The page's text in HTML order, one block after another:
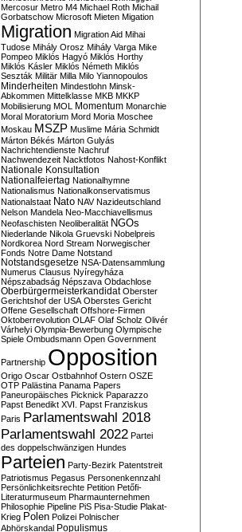
Mercosur Metro M4 Michael Roth Michail
Gorbatschow Microsoft Mieten Migation
Migration Migration Aid Mihai
Tudose Mihály Orosz Mihály Varga Mike
Pompeo Miklós Hagyó Miklós Horthy
Miklós Kásler Miklós Németh Miklós
Seszták Militär Milla Milo Yiannopoulos
Minderheiten Mindestlohn Minsk-
Abkommen Mittelklasse MKB MKKP
Mobilisierung MOL Momentum Monarchie
Moral Moratorium Mord Moria Moschee
Moskau MSZP Muslime Mária Schmidt
Márton Békés Márton Gulyás
Nachrichtendienste Nachruf
Nachwendezeit Nacktfotos Nahost-Konflikt
Nationale Konsultation
Nationalfeiertag Nationalhymne
Nationalismus Nationalkonservatismus
Nationalstaat Nato NAV Nazideutschland
Nelson Mandela Neo-Macchiavellismus
Neofaschisten Neoliberalität NGOs
Niederlande Nikola Gruevski Nobelpreis
Nordkorea Nord Stream Norwegischer
Fonds Notre Dame Notstand
Notstandsgesetze NSA-Datensammlung
Numerus Clausus Nyíregyháza
Népszabadság Népszava Obdachlose
Oberbürgermeisterkandidat Oberster
Gerichtshof der USA Oberstes Gericht
Offene Gesellschaft Offshore-Firmen
Oktoberrevolution OLAF Olaf Scholz Olivér
Várhelyi Olympia-Bewerbung Olympische
Spiele Ombudsmann Open Government
Partnership Opposition
Origo Oscar Ostbahnhof Ostern OSZE
OTP Palästina Panama Papers
Paneuropäisches Picknick Paparazzo
Papst Benedikt XVI. Papst Franziskus
Paris Parlamentswahl 2018
Parlamentswahl 2022 Partei
des doppelschwänzigen Hundes
Parteien Party-Bezirk Patentstreit
Patriotismus Pegasus Personenkennzahl
Persönlichkeitsrechte Petition Petőfi-
Literaturmuseum Pharmaunternehmen
Philosophie Pipeline PiS Pisa-Studie Plakat-
Krieg Polen Polizei Polnischer
Abhörskandal Populismus